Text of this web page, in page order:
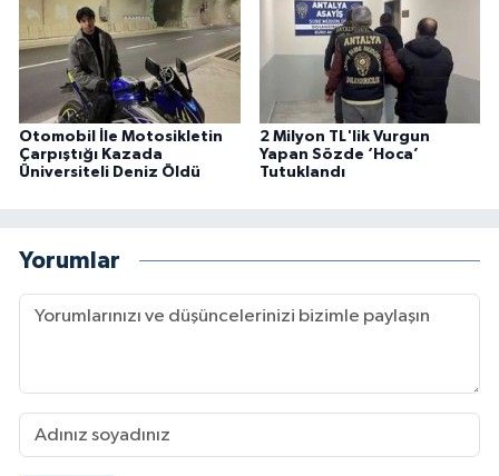
Otomobil İle Motosikletin
Çarpıştığı Kazada
Üniversiteli Deniz Öldü
2 Milyon TL'lik Vurgun
Yapan Sözde ‘Hoca’
Tutuklandı
Yorumlar